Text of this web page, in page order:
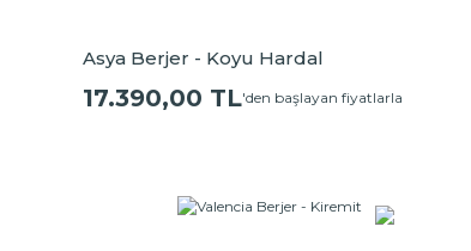
Asya Berjer - Koyu Hardal
17.390,00 TL'den başlayan fiyatlarla